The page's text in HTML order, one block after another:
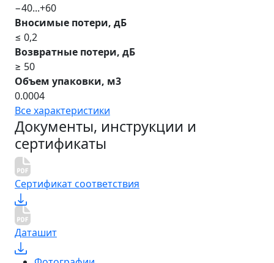
−40...+60
Вносимые потери, дБ
≤ 0,2
Возвратные потери, дБ
≥ 50
Объем упаковки, м3
0.0004
Все характеристики
Документы, инструкции и
сертификаты
Сертификат соответствия
Даташит